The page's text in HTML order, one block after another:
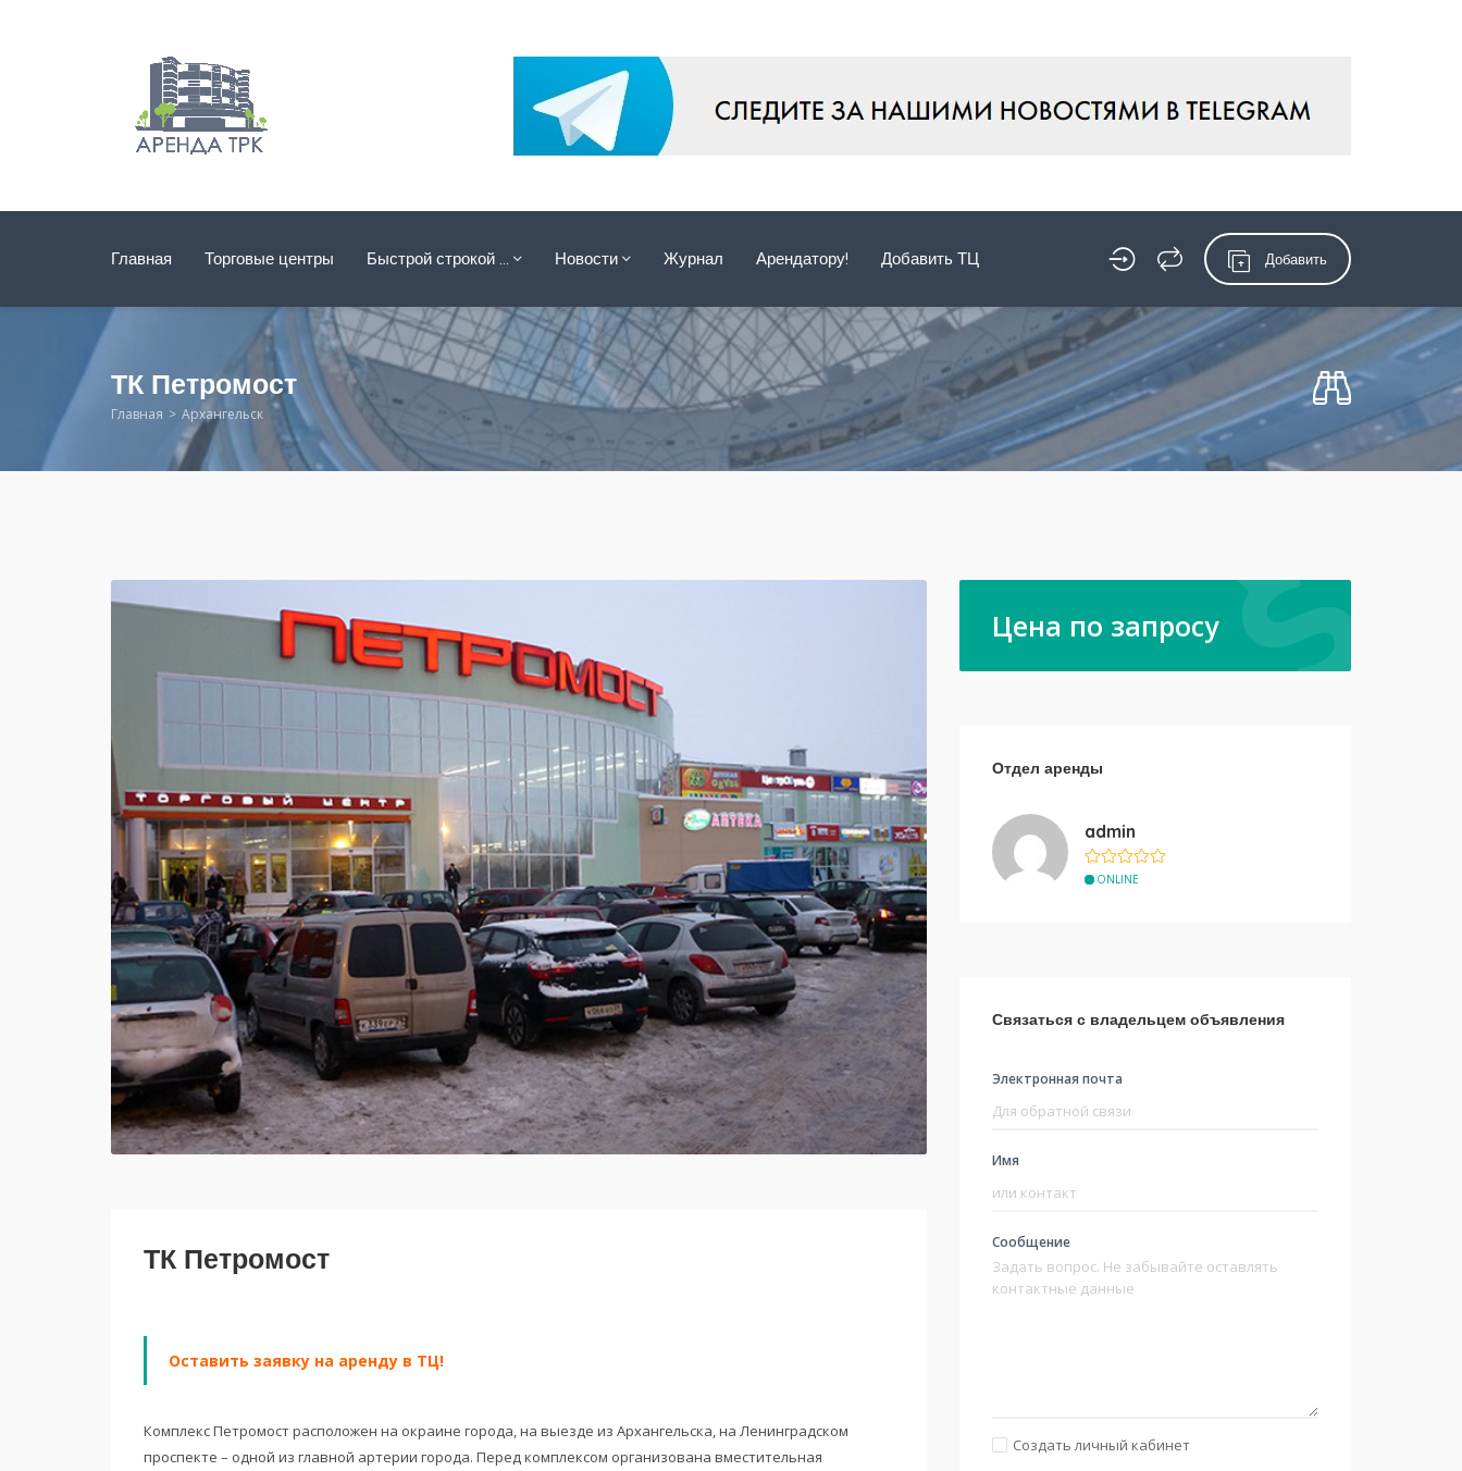
Главная Торговые центры Быстрой строкой … Новости Журнал Арендатору! Добавить ТЦ Добавить
ТК Петромост
Главная Архангельск
ТК Петромост
Оставить заявку на аренду в ТЦ!
Комплекс Петромост расположен на окраине города, на выезде из Архангельска, на Ленинградском
проспекте – одной из главной артерии города. Перед комплексом организована вместительная
Цена по запросу
Отдел аренды
admin
ONLINE
Связаться с владельцем объявления
Электронная почта
Имя
Сообщение
Создать личный кабинет